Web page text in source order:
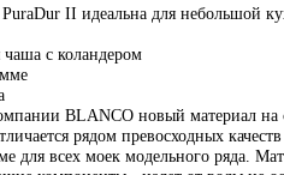
II идеальна для небольшой
с коландером
BLANCO новый материал на
рядом превосходных
для всех моек модельного ряда.